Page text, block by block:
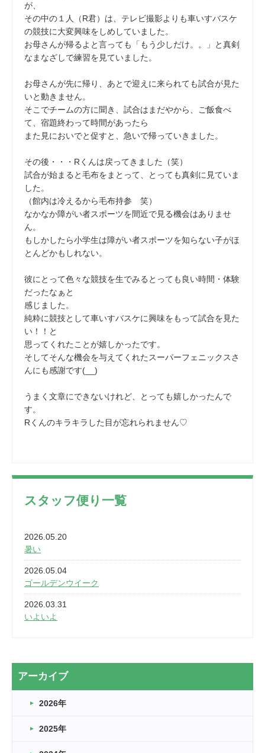
が、
その中の１人（R君）は、テレビ撮影よりも車いすバスケ
の競技に大変興味をしめしていました。
お母さんが帰るよと言っても「もう少しだけ。。」と真剣
なまなざしで練習を見ていました。
お母さんが先に帰り、あとで迎えに来られても試合が見た
いと動きません。
そこでチームの方に聞き、試合はまだやから、ご飯食べ
て、宿題終わって時間があったら
また見においでと促すと、急いで帰っていきました。
その後・・・Rくんは戻ってきました（笑）
試合が始まると毛布をまとって、とっても真剣に見ていま
した。
（館内は冷えるから毛布持参 笑）
なかなか障がい者スポーツを間近で見る機会はありませ
ん。
もしかしたら小学生は障がい者スポーツを知らない子がほ
とんどかもしれない。
彼にとって色々な競技を生でみるとっても良い時間・体験
だったなぁと
感じました。
純粋に競技として車いすバスケに興味をもって試合を見た
い！！と
思ってくれたことが嬉しかったです。
そしてそんな機会を与えてくれたスーパーフェニックスさ
んにも感謝です(__)
うまく文章にできないけれど、とっても嬉しかったんで
す。
Rくんのキラキラした目が忘れられません♡
スタッフ便り一覧
2026.05.20
暑い
2026.05.04
ゴールデンウイーク
2026.03.31
いよいよ
2026.03.20
なぎなた
2026.03.16
アーカイブ
2026年
2025年